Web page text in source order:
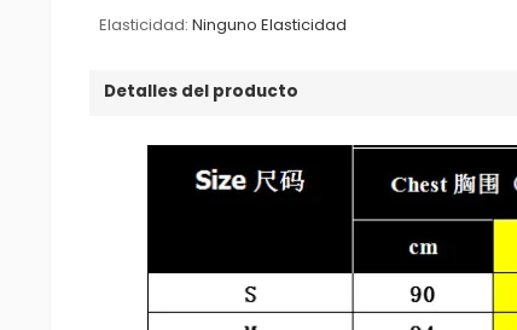
Elasticidad: Ninguno Elasticidad
Detalles del producto